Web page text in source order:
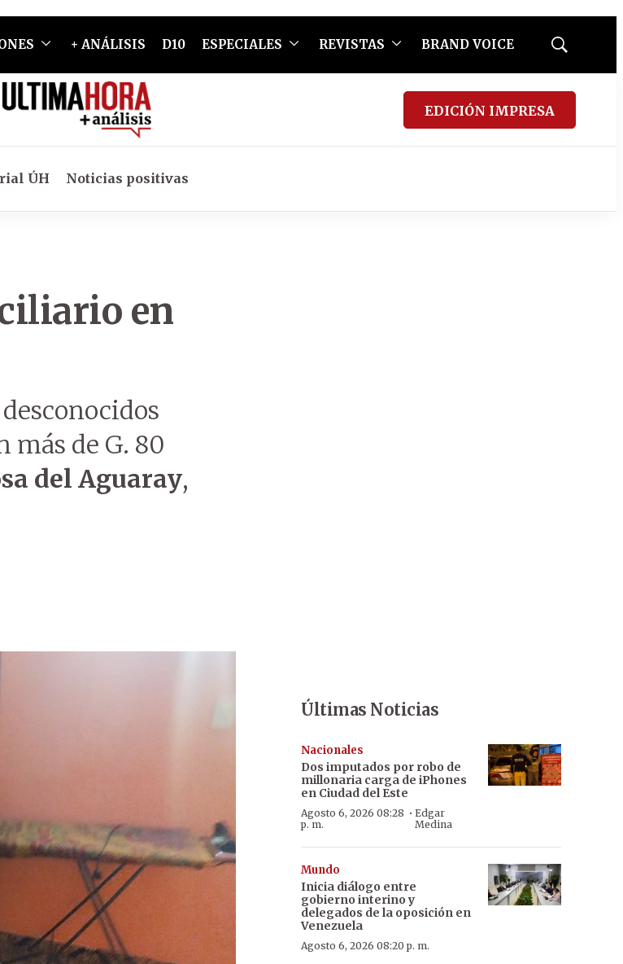
+ ANÁLISIS D10 ESPECIALES REVISTAS BRAND VOICE
Mostrar
EDICIÓN IMPRESA
ÚH Noticias positivas
en
de G. 80
del Aguaray,
Últimas Noticias
Nacionales
Dos imputados por robo de
millonaria carga de iPhones
en Ciudad del Este
Agosto 6, 2026 08:28
p. m.
· Edgar
Medina
Mundo
Inicia diálogo entre
gobierno interino y
delegados de la oposición en
Venezuela
Agosto 6, 2026 08:20 p. m.